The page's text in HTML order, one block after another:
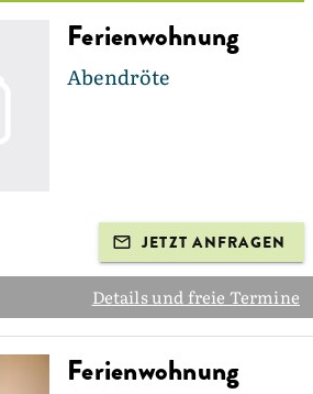
Ferienwohnung
Abendröte
JETZT ANFRAGEN
Details und freie Termine
Ferienwohnung